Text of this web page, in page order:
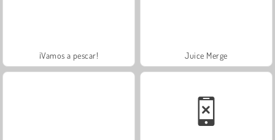
¡Vamos a pescar! Juice Merge